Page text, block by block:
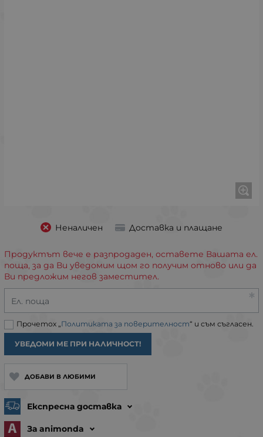
Неналичен Доставка и плащане
Продуктът вече е разпродаден, оставете Вашата ел.
поща, за да Ви уведомим щом го получим отново или да
Ви предложим негов заместител.
Ел. поща
Прочетох „ Политиката за поверителност“ и съм съгласен.
УВЕДОМИ МЕ ПРИ НАЛИЧНОСТ!
ДОБАВИ В ЛЮБИМИ
Експресна доставка
За animonda